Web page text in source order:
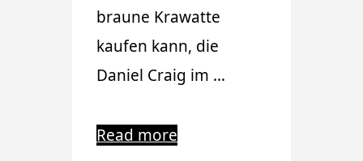
braune Krawatte
kaufen kann, die
Daniel Craig im …
Read more